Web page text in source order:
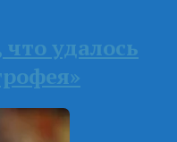
удалось